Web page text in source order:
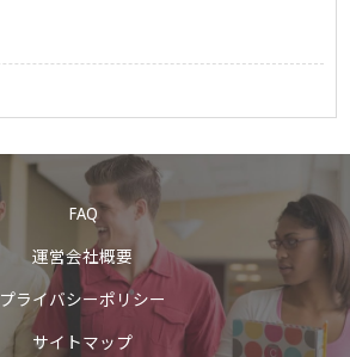
FAQ
運営会社概要
プライバシーポリシー
サイトマップ